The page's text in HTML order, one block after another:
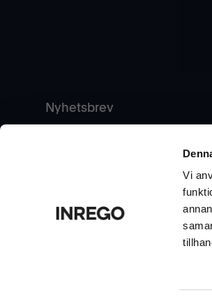
Vi
Nyhetsbrev